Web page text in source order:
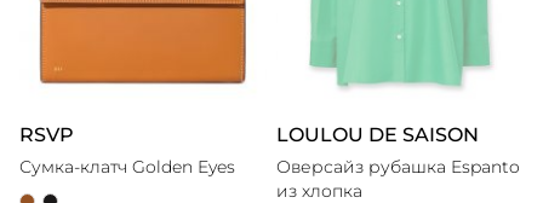
RSVP
Сумка-клатч Golden Eyes
LOULOU DE SAISON
Оверсайз рубашка Espanto
из хлопка